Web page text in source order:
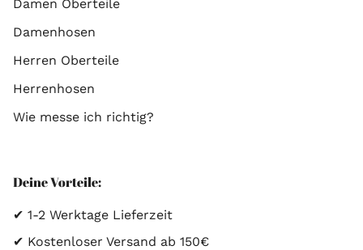
Damen Oberteile
Damenhosen
Herren Oberteile
Herrenhosen
Wie messe ich richtig?
Deine Vorteile:
✔ 1-2 Werktage Lieferzeit
✔ Kostenloser Versand ab 150€